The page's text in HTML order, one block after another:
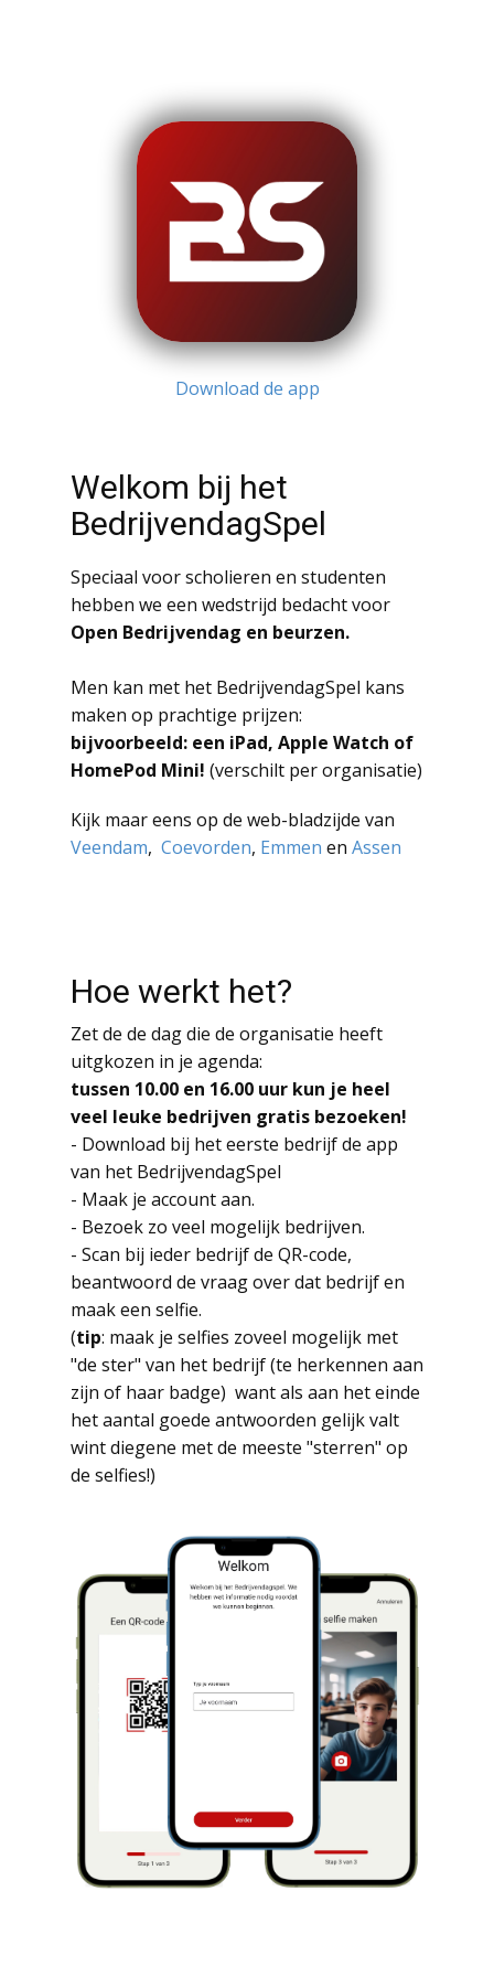
Download de app
Welkom bij het
BedrijvendagSpel
Speciaal voor scholieren en studenten
hebben we een wedstrijd bedacht voor
Open Bedrijvendag en beurzen.
Men kan met het BedrijvendagSpel kans
maken op prachtige prijzen:
bijvoorbeeld: een iPad, Apple Watch of
HomePod Mini! (verschilt per organisatie)
Kijk maar eens op de web-bladzijde van
Veendam, Coevorden, Emmen en Assen
Hoe werkt het?
Zet de de dag die de organisatie heeft
uitgkozen in je agenda:
tussen 10.00 en 16.00 uur kun je heel
veel leuke bedrijven gratis bezoeken!
- Download bij het eerste bedrijf de app
van het BedrijvendagSpel
- Maak je account aan.
- Bezoek zo veel mogelijk bedrijven.
- Scan bij ieder bedrijf de QR-code,
beantwoord de vraag over dat bedrijf en
maak een selfie.
(tip: maak je selfies zoveel mogelijk met
"de ster" van het bedrijf (te herkennen aan
zijn of haar badge) want als aan het einde
het aantal goede antwoorden gelijk valt
wint diegene met de meeste "sterren" op
de selfies!)